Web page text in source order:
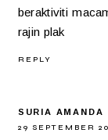
beraktiviti
rajin plak
REPLY
SURIA AMANDA
29 SEPTEMBER